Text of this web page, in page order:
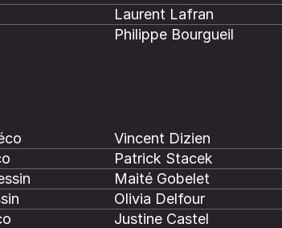
Laurent Lafran
Philippe Bourgueil
Vincent Dizien
Patrick Stacek
Maité Gobelet
Olivia Delfour
Justine Castel